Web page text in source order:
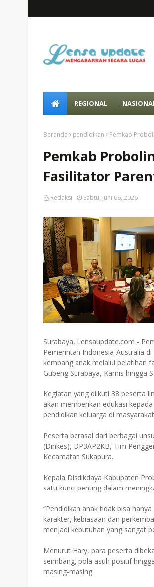
REGIONAL
Beranda pendidikan Pemkab
Pemkab
Fasilitator
Redaksi Sabtu, Juni 06, 2026
Surabaya, Lensaupdate.com -
Pemerintah Indonesia-Australia
kembang anak melalui pelatihan
Gubeng Surabaya, Kamis hingga
Kegiatan yang diikuti 38 peserta
akan memberikan edukasi
pendidikan keluarga di
Peserta berasal dari berbagai
(Dinkes), DP3AP2KB, Tim
Kecamatan Sukapura.
Kepala Disdikdaya Kabupaten
satu kunci penting dalam
“Pendidikan anak tidak bisa
karakter, kebiasaan dan
menjadi kebutuhan yang sangat
Menurut Hary, para peserta
seimbang, pola asuh positif
masing-masing.